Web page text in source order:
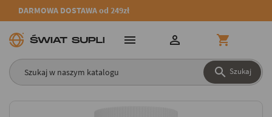
DARMOWA DOSTAWA od 249zł
 Szukaj
  